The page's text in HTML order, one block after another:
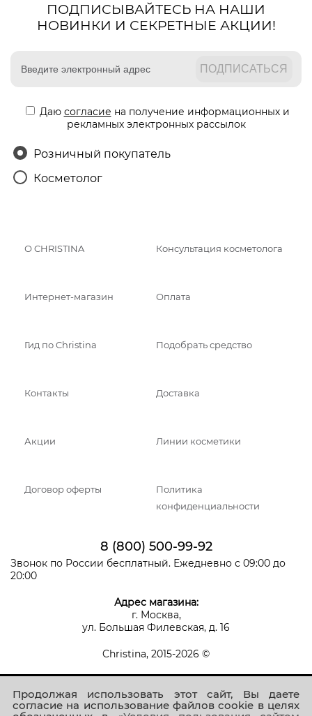
Продолжая использовать этот сайт, Вы даете
согласие на использование файлов cookie в целях
ПОДПИСЫВАЙТЕСЬ НА НАШИ
НОВИНКИ И СЕКРЕТНЫЕ АКЦИИ!
Даю согласие на получение информационных и
рекламных электронных рассылок
Розничный покупатель
Косметолог
О CHRISTINA Консультация косметолога
Интернет-магазин Оплата
Гид по Christina Подобрать средство
Контакты Доставка
Акции Линии косметики
Договор оферты
Политика
конфиденциальности
8 (800) 500-99-92
Звонок по России бесплатный. Ежедневно с 09:00 до
20:00
Адрес магазина:
г. Москва,
ул. Большая Филевская, д. 16
Christina, 2015-2026 ©